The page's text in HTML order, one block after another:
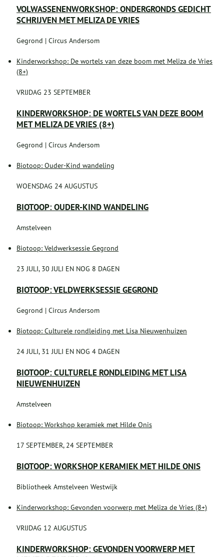
VOLWASSENENWORKSHOP: ONDERGRONDS GEDICHT
SCHRIJVEN MET MELIZA DE VRIES
Gegrond | Circus Andersom
Kinderworkshop: De wortels van deze boom met Meliza de Vries
(8+)
VRIJDAG 23 SEPTEMBER
KINDERWORKSHOP: DE WORTELS VAN DEZE BOOM
MET MELIZA DE VRIES (8+)
Gegrond | Circus Andersom
Biotoop: Ouder-Kind wandeling
WOENSDAG 24 AUGUSTUS
BIOTOOP: OUDER-KIND WANDELING
Amstelveen
Biotoop: Veldwerksessie Gegrond
23 JULI, 30 JULI EN NOG 8 DAGEN
BIOTOOP: VELDWERKSESSIE GEGROND
Gegrond | Circus Andersom
Biotoop: Culturele rondleiding met Lisa Nieuwenhuizen
24 JULI, 31 JULI EN NOG 4 DAGEN
BIOTOOP: CULTURELE RONDLEIDING MET LISA
NIEUWENHUIZEN
Amstelveen
Biotoop: Workshop keramiek met Hilde Onis
17 SEPTEMBER, 24 SEPTEMBER
BIOTOOP: WORKSHOP KERAMIEK MET HILDE ONIS
Bibliotheek Amstelveen Westwijk
Kinderworkshop: Gevonden voorwerp met Meliza de Vries (8+)
VRIJDAG 12 AUGUSTUS
KINDERWORKSHOP: GEVONDEN VOORWERP MET